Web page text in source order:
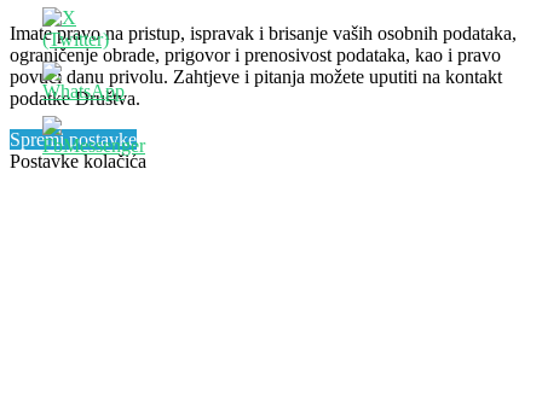
Imate pravo na pristup, ispravak i brisanje vaših osobnih podataka,
ograničenje obrade, prigovor i prenosivost podataka, kao i pravo
povući danu privolu. Zahtjeve i pitanja možete uputiti na kontakt
podatke Društva.
Spremi postavke
Postavke kolačića